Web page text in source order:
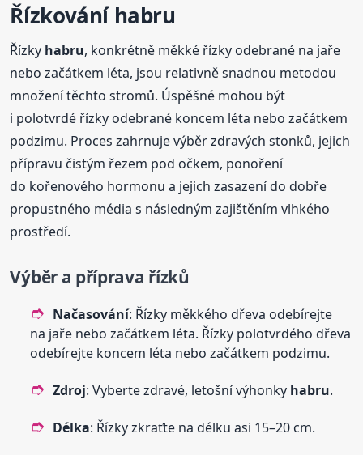
Řízkování habru
Řízky habru, konkrétně měkké řízky odebrané na jaře
nebo začátkem léta, jsou relativně snadnou metodou
množení těchto stromů. Úspěšné mohou být
i polotvrdé řízky odebrané koncem léta nebo začátkem
podzimu. Proces zahrnuje výběr zdravých stonků, jejich
přípravu čistým řezem pod očkem, ponoření
do kořenového hormonu a jejich zasazení do dobře
propustného média s následným zajištěním vlhkého
prostředí.
Výběr a příprava řízků
Načasování: Řízky měkkého dřeva odebírejte
na jaře nebo začátkem léta. Řízky polotvrdého dřeva
odebírejte koncem léta nebo začátkem podzimu.
Zdroj: Vyberte zdravé, letošní výhonky habru.
Délka: Řízky zkraťte na délku asi 15–20 cm.